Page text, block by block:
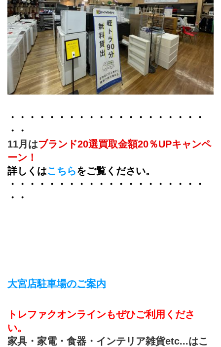
・・・・・・・・・・・・・・・・・・・・
・・
11月はブランド20選買取金額20％UPキャンペ
ーン！
詳しくはこちらをご覧ください。
・・・・・・・・・・・・・・・・・・・・
・・
大宮店駐車場のご案内
トレファクオンラインもぜひご利用くださ
い。
家具・家電・食器・インテリア雑貨etc...はこ